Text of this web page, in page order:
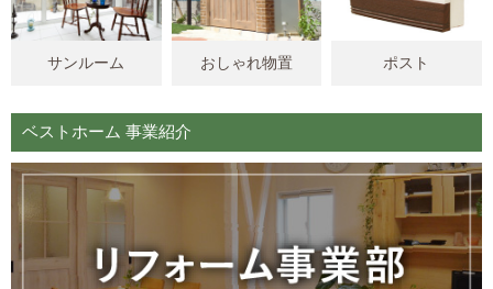
サンルーム おしゃれ物置 ポスト
ベストホーム 事業紹介